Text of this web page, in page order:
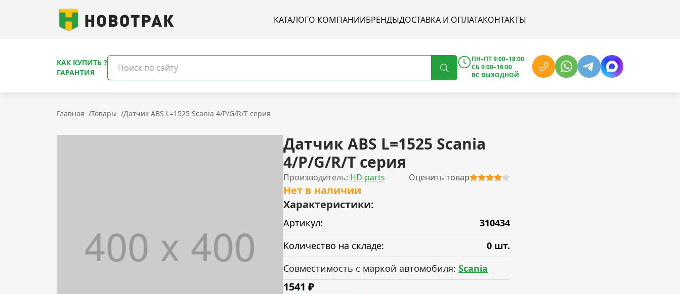
КАТАЛОГО КОМПАНИИБРЕНДЫДОСТАВКА И ОПЛАТАКОНТАКТЫ
КАК КУПИТЬ ?
ГАРАНТИЯ
ПН–ПТ 9:00–18:00
СБ 9:00–16:00
ВС ВЫХОДНОЙ
Главная /Товары /Датчик ABS L=1525 Scania 4/P/G/R/T серия
Датчик ABS L=1525 Scania
4/P/G/R/T серия
Производитель: HD-parts Оценить товар
Нет в наличии
Характеристики:
Артикул:
310434
Количество на складе:
0 шт.
Совместимость с маркой автомобиля: Scania
1541 ₽